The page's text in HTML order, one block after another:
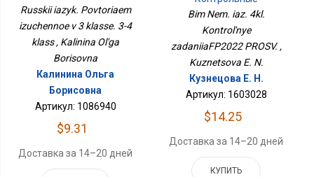
3 Классе. 3-4 Класс
Russkii iazyk. Povtoriaem
izuchennoe v 3 klasse. 3-4
klass , Kalinina Ol'ga
Borisovna
Калинина Ольга
Борисовна
Артикул: 1086940
$9.31
Доставка за 14–20 дней
ЗаданияФП2022 ПРОСВ.
Bim Nem. iaz. 4kl.
Kontrol'nye
zadaniiaFP2022 PROSV. ,
Kuznetsova E. N.
Кузнецова Е. Н.
Артикул: 1603028
$14.25
Доставка за 14–20 дней
КУПИТЬ